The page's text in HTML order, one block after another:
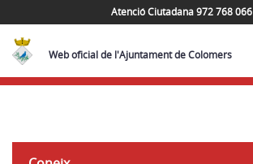
Atenció Ciutadana 972 768 066
Web oficial de l'Ajuntament de Colomers
Navega